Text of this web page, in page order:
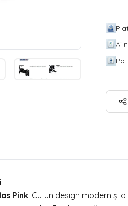
Ai
Pink! Cu un design modern și